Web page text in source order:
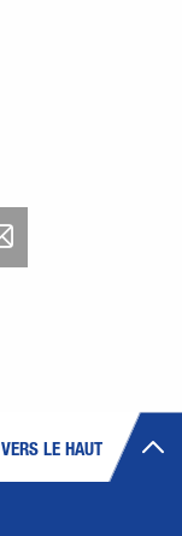
VERS LE HAUT